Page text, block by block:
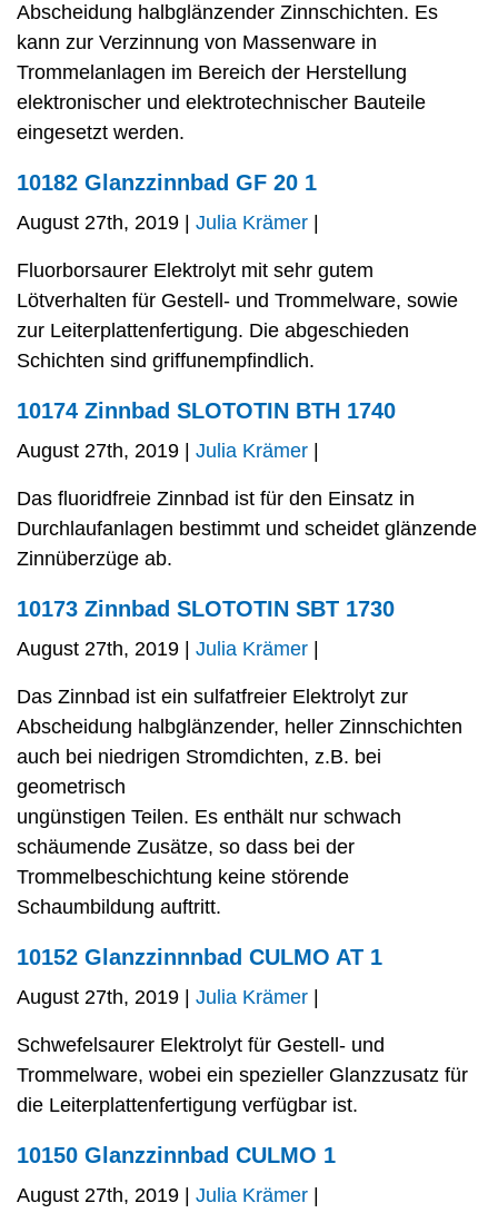
Abscheidung halbglänzender Zinnschichten. Es
kann zur Verzinnung von Massenware in
Trommelanlagen im Bereich der Herstellung
elektronischer und elektrotechnischer Bauteile
eingesetzt werden.
10182 Glanzzinnbad GF 20 1
August 27th, 2019 | Julia Krämer
Fluorborsaurer Elektrolyt mit sehr gutem
Lötverhalten für Gestell- und Trommelware, sowie
zur Leiterplattenfertigung. Die abgeschieden
Schichten sind griffunempfindlich.
10174 Zinnbad SLOTOTIN BTH 1740
August 27th, 2019 | Julia Krämer
Das fluoridfreie Zinnbad ist für den Einsatz in
Durchlaufanlagen bestimmt und scheidet glänzende
Zinnüberzüge ab.
10173 Zinnbad SLOTOTIN SBT 1730
August 27th, 2019 | Julia Krämer
Das Zinnbad ist ein sulfatfreier Elektrolyt zur
Abscheidung halbglänzender, heller Zinnschichten
auch bei niedrigen Stromdichten, z.B. bei
geometrisch
ungünstigen Teilen. Es enthält nur schwach
schäumende Zusätze, so dass bei der
Trommelbeschichtung keine störende
Schaumbildung auftritt.
10152 Glanzzinnnbad CULMO AT 1
August 27th, 2019 | Julia Krämer
Schwefelsaurer Elektrolyt für Gestell- und
Trommelware, wobei ein spezieller Glanzzusatz für
die Leiterplattenfertigung verfügbar ist.
10150 Glanzzinnbad CULMO 1
August 27th, 2019 | Julia Krämer